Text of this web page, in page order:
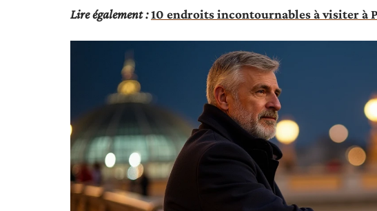
Lire également :10 endroits incontournables à visiter à